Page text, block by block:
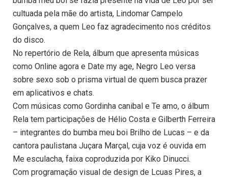
cultuada pela mãe do artista, Lindomar Campelo
Gonçalves, a quem Leo faz agradecimento nos créditos
do disco.
No repertório de Rela, álbum que apresenta músicas
como Online agora e Date my age, Negro Leo versa
sobre sexo sob o prisma virtual de quem busca prazer
em aplicativos e chats.
Com músicas como Gordinha canibal e Te amo, o álbum
Rela tem participações de Hélio Costa e Gilberth Ferreira
– integrantes do bumba meu boi Brilho de Lucas – e da
cantora paulistana Juçara Marçal, cuja voz é ouvida em
Me esculacha, faixa coproduzida por Kiko Dinucci.
Com programação visual de design de Lcuas Pires, a